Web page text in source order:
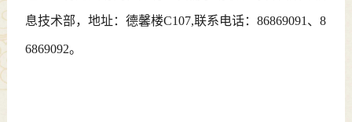
息技术部，地址：德馨楼C107,联系电话：86869091、8
6869092。